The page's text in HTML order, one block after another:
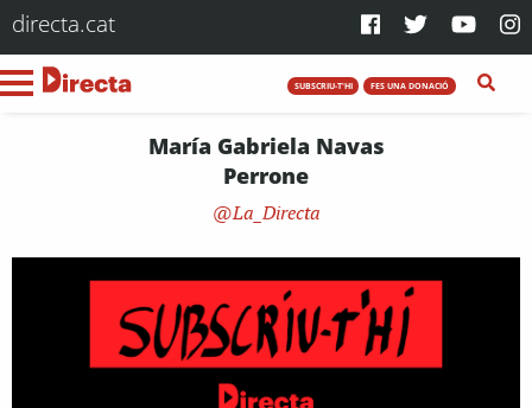
directa.cat
SUBSCRIU-T'HI FES UNA DONACIÓ
María Gabriela Navas
Perrone
La_Directa